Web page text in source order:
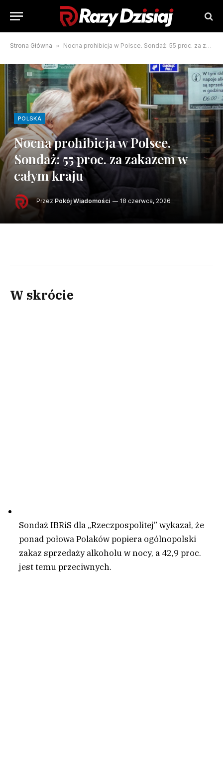
Strona Główna » Nocna prohibicja w Polsce. Sondaż: 55 proc. za zakazem w całym kraju
POLSKA
Nocna prohibicja w Polsce.
Sondaż: 55 proc. za zakazem w
całym kraju
Przez Pokój Wiadomości 18 czerwca, 2026
W skrócie
Sondaż IBRiS dla „Rzeczpospolitej” wykazał, że
ponad połowa Polaków popiera ogólnopolski
zakaz sprzedaży alkoholu w nocy, a 42,9 proc.
jest temu przeciwnych.